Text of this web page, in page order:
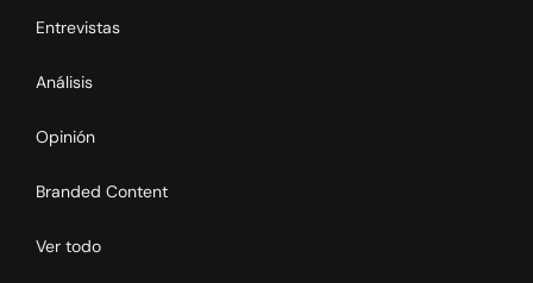
Entrevistas
Análisis
Opinión
Branded Content
Ver todo